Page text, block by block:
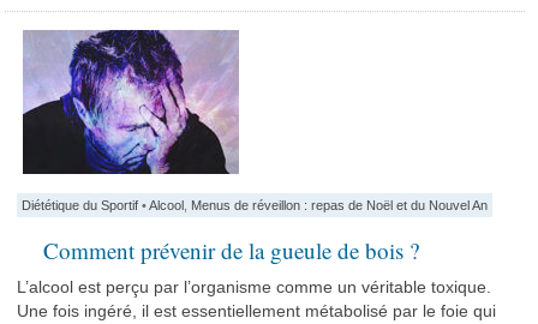
Diététique du Sportif •Alcool Menus de réveillon : repas de Noël et du Nouvel An
Comment prévenir de la gueule de bois ?
L’alcool est perçu par l’organisme comme un véritable toxique.
Une fois ingéré, il est essentiellement métabolisé par le foie qui